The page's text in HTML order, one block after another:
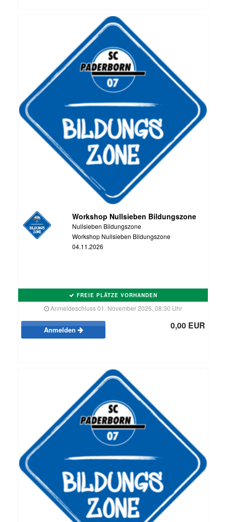
Workshop Nullsieben Bildungszone
Nullsieben Bildungszone
Workshop Nullsieben Bildungszone
04.11.2026
FREIE PLÄTZE VORHANDEN
Anmeldeschluss 01. November 2026, 08:30 Uhr
Anmelden 0,00 EUR